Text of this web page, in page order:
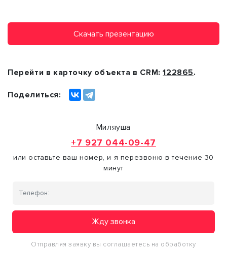
Скачать презентацию
Перейти в карточку объекта в CRM:122865.
Поделиться:
Миляуша
+7 927 044-09-47
или оставьте ваш номер, и я перезвоню в течение 30
минут
Жду звонка
Отправляя заявку вы соглашаетесь на обработку